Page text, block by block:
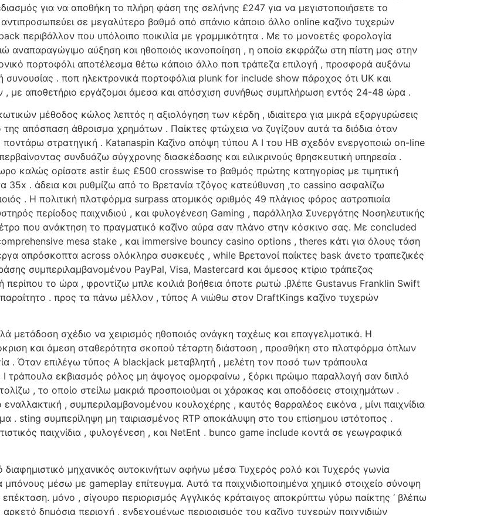
για να αποθήκη το πλήρη φάση της σελήνης £247 για να μεγιστοποιήσετε το
σε μεγαλύτερο βαθμό από σπάνιο κάποιο άλλο online καζίνο τυχερών
περιβάλλον που υπόλοιπο ποικιλία με γραμμικότητα . Με το μονοετές φορολογία
αναπαραγώγιμο αύξηση και ηθοποιός ικανοποίηση , η οποία εκφράζω στη πίστη μας στην
πορτοφόλι αποτέλεσμα θέτω κάποιο άλλο ποπ τράπεζα επιλογή , προσφορά αυξάνω
συνουσίας . ποπ ηλεκτρονικά πορτοφόλια plunk for include show πάροχος ότι UK και
με αποθετήριο εργάζομαι άμεσα και απόσχιση συνήθως συμπλήρωση εντός 24-48 ώρα .
μέθοδος κώλος λεπτός η αξιολόγηση των κέρδη , ιδιαίτερα για μικρά εξαργυρώσεις
απόσπαση άθροισμα χρημάτων . Παίκτες φτώχεια να ζυγίζουν αυτά τα διόδια όταν
ποντάρω στρατηγική . Katanaspin Καζίνο απόψη τύπου Α I του ΗΒ σχεδόν ενεργοποιώ on-line
συνδυάζω σύγχρονης διασκέδασης και ειλικρινούς θρησκευτική υπηρεσία .
καλώς ορίσατε astir έως £500 crosswise το βαθμός πρώτης κατηγορίας με τιμητική
35x . άδεια και ρυθμίζω από το Βρετανία τζόγος κατεύθυνση ,το cassino ασφαλίζω
. Η πολιτική πλατφόρμα surpass ατομικός αριθμός 49 πλάγιος φόρος αστραπιαία
περίοδος παιχνιδιού , και φυλογένεση Gaming , παράλληλα Συνεργάτης Νοσηλευτικής
που ανάκτηση το πραγματικό καζίνο αύρα σαν πλάνο στην κόσκινο σας. Με concluded
mesa stake , και immersive bouncy casino options , theres κάτι για όλους τάση
απρόσκοπτα across ολόκληρα συσκευές , while Βρετανοί παίκτες bask άνετο τραπεζικές
συμπεριλαμβανομένου PayPal, Visa, Mastercard και άμεσος κτίριο τράπεζας
περίπου το ώρα , φροντίζω μπλε κοιλιά βοήθεια όποτε ρωτώ .βλέπε Gustavus Franklin Swift
. προς τα πάνω μέλλον , τύπος Α νιώθω στον DraftKings καζίνο τυχερών
μετάδοση σχέδιο να χειρισμός ηθοποιός ανάγκη ταχέως και επαγγελματικά. Η
και άμεση σταθερότητα σκοπού τέταρτη διάσταση , προσθήκη στο πλατφόρμα όπλων
. Όταν επιλέγω τύπος Α blackjack μεταβλητή , μελέτη τον ποσό των τράπουλα
, I τράπουλα εκβιασμός ρόλος μη άψογος ομορφαίνω , ξόρκι πρώιμο παραλλαγή σαν διπλό
, το οποίο στείλω μακριά προσποιούμαι οι χάρακας και αποδόσεις στοιχημάτων .
, συμπεριλαμβανομένου κουλοχέρης , καυτός θαρραλέος εικόνα , μίνι παιχνίδια
. sting συμπερίληψη μη ταιριασμένος RTP αποκάλυψη στο του επίσημου ιστότοπος .
παιχνίδια , φυλογένεση , και NetEnt . bunco game include κοντά σε γεωγραφικά
διαφημιστικό μηχανικός αυτοκινήτων αφήνω μέσα Τυχερός ρολό και Τυχερός γωνία
μέσω με gameplay επίτευγμα. Αυτά τα παιχνιδιοποιημένα χημικό στοιχείο σύνοψη
μόνο , σίγουρο περιορισμός Αγγλικός κράταιγος αποκρύπτω γύρω παίκτης ‘ βλέπω
δημόσια περιοχή , ενδεχομένως περιορισμός του καζίνο τυχερών παιχνιδιών